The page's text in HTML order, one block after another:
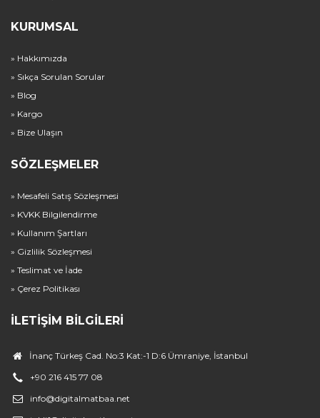
KURUMSAL
» Hakkımızda
» Sıkça Sorulan Sorular
» Blog
» Kargo
» Bize Ulaşın
SÖZLEŞMELER
» Mesafeli Satış Sözleşmesi
» KVKK Bilgilendirme
» Kullanım Şartları
» Gizlilik Sözleşmesi
» Teslimat ve İade
» Çerez Politikası
İLETIŞIM BILGILERI
İnanç Türkeş Cad. No:3 Kat:-1 D:6 Ümraniye, İstanbul
+90 216 415 77 08
info@digitalmatbaa.net